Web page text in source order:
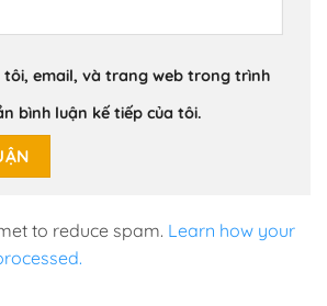
tôi, email, và trang web trong trình
bình luận kế tiếp của tôi.
to reduce spam. Learn how your